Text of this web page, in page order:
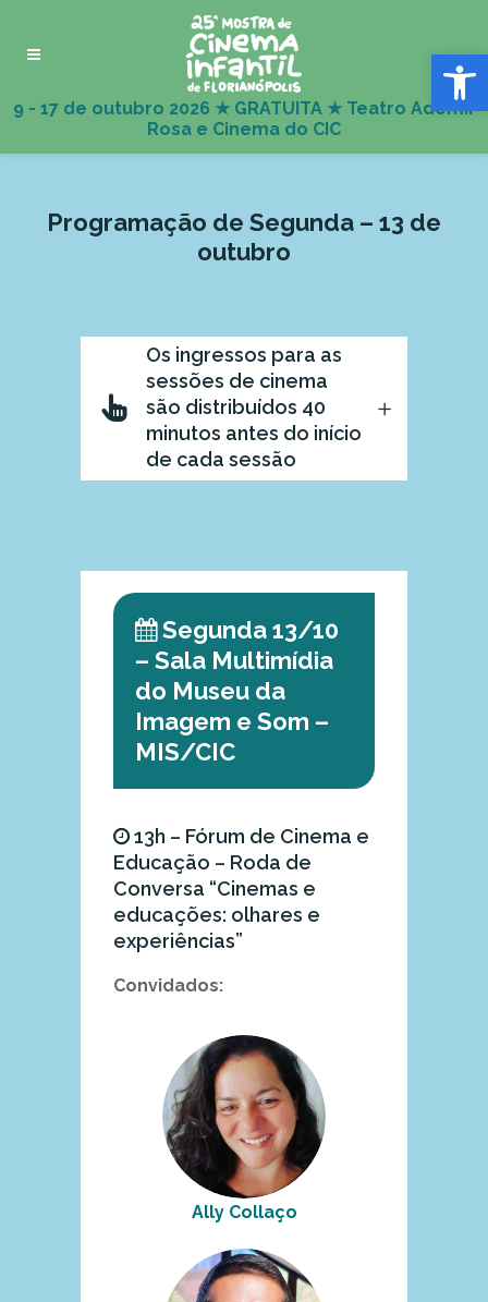
Abrir
Programação de Segunda – 13 de
outubro
Os ingressos para as
sessões de cinema
são distribuídos 40
minutos antes do início
de cada sessão
Segunda 13/10
– Sala Multimídia
do Museu da
Imagem e Som –
MIS/CIC
13h – Fórum de Cinema e
Educação – Roda de
Conversa “Cinemas e
educações: olhares e
experiências”
Convidados:
Ally Collaço